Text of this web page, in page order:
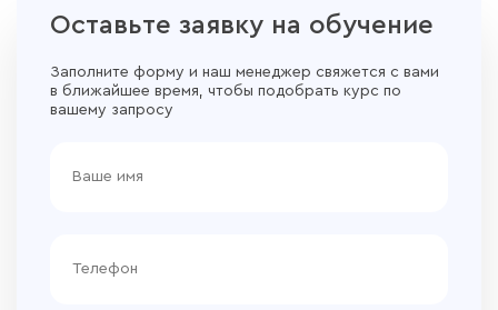
Оставьте заявку на обучение
Заполните форму и наш менеджер свяжется с вами
в ближайшее время, чтобы подобрать курс по
вашему запросу